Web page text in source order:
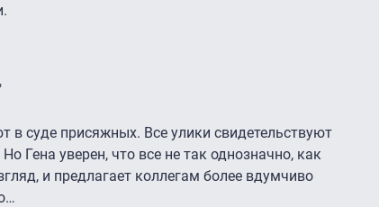
в суде присяжных. Все улики свидетельствуют
Гена уверен, что все не так однозначно, как
и предлагает коллегам более вдумчиво